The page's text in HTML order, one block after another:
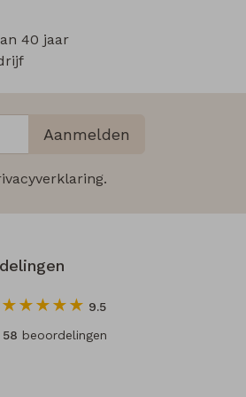
40 jaar
Aanmelden
9.5
58 beoordelingen